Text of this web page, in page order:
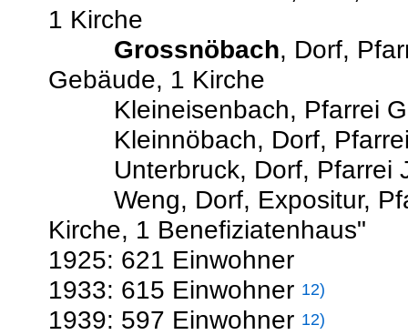
1 Kirche
Grossnöbach, Dorf,
Gebäude, 1 Kirche
Kleineisenbach, Pfarrei
Kleinnöbach, Dorf, Pfarrei
Unterbruck, Dorf, Pfarrei
Weng, Dorf, Expositur,
Kirche, 1 Benefiziatenhaus"
1925: 621 Einwohner
1933: 615 Einwohner 12)
1939: 597 Einwohner 12)